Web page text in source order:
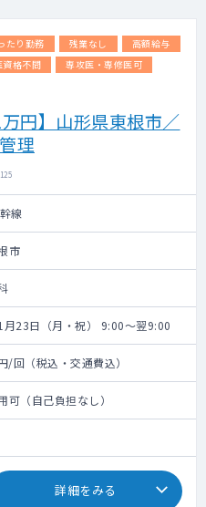
たり勤務 残業なし
高額給与
資格不問
専攻医・専修医可
円】山形県東根市／
理
線
市
23日（月・祝） 9:00～翌9:00
/回（税込・交通費込）
可（自己負担なし）
詳細をみる